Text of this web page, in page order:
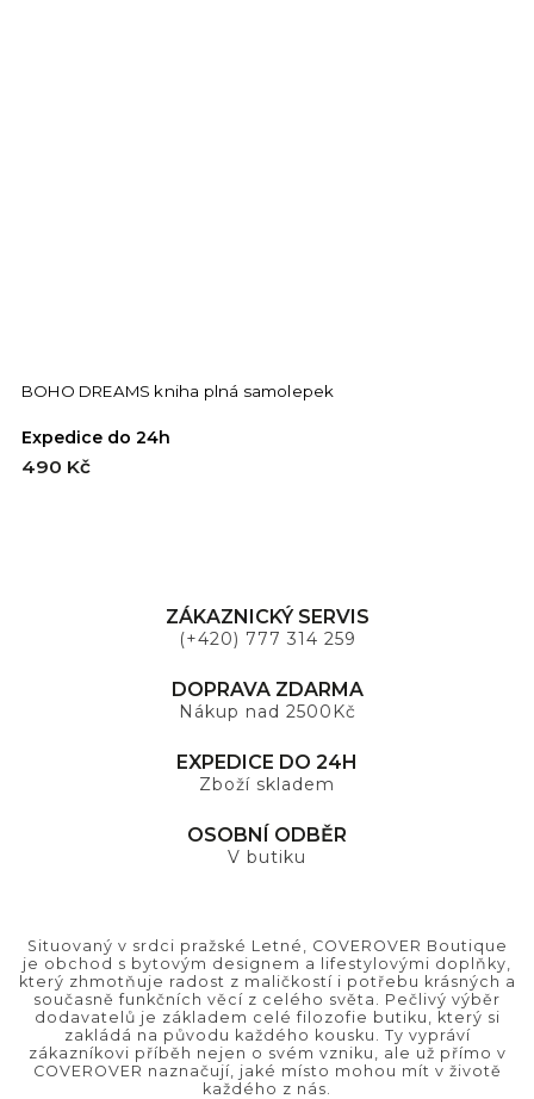
BOHO DREAMS kniha plná samolepek
Expedice do 24h
490 Kč
ZÁKAZNICKÝ SERVIS
(+420) 777 314 259
DOPRAVA ZDARMA
Nákup nad 2500Kč
EXPEDICE DO 24H
Zboží skladem
OSOBNÍ ODBĚR
V butiku
Situovaný v srdci pražské Letné, COVEROVER Boutique
je obchod s bytovým designem a lifestylovými doplňky,
který zhmotňuje radost z maličkostí i potřebu krásných a
současně funkčních věcí z celého světa. Pečlivý výběr
dodavatelů je základem celé filozofie butiku, který si
zakládá na původu každého kousku. Ty vypráví
zákazníkovi příběh nejen o svém vzniku, ale už přímo v
COVEROVER naznačují, jaké místo mohou mít v životě
každého z nás.